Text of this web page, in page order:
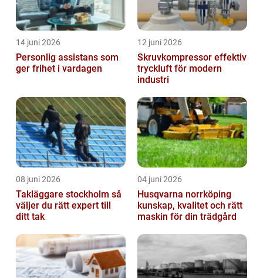
14 juni 2026
Personlig assistans som
ger frihet i vardagen
12 juni 2026
Skruvkompressor effektiv
tryckluft för modern
industri
08 juni 2026
Takläggare stockholm så
väljer du rätt expert till
ditt tak
04 juni 2026
Husqvarna norrköping
kunskap, kvalitet och rätt
maskin för din trädgård